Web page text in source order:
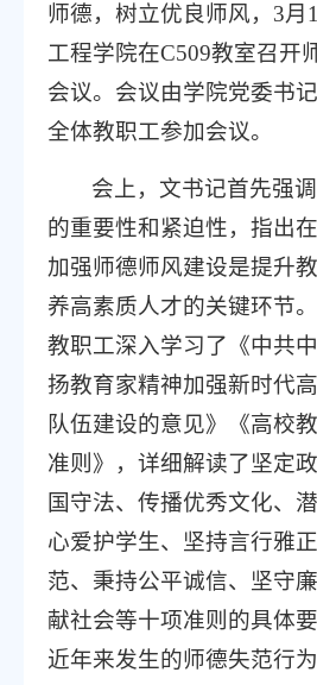
师德，树立优良师风，3月
工程学院在C509教室召开
会议。会议由学院党委书
全体教职工参加会议。
会上，文书记首先强
的重要性和紧迫性，指出
加强师德师风建设是提升
养高素质人才的关键环节
教职工深入学习了《中共
扬教育家精神加强新时代
队伍建设的意见》《高校
准则》，详细解读了坚定
国守法、传播优秀文化、
心爱护学生、坚持言行雅
范、秉持公平诚信、坚守
献社会等十项准则的具体
近年来发生的师德失范行